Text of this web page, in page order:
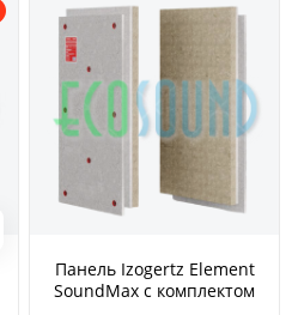
Панель Izogertz Element
SoundMax с комплектом